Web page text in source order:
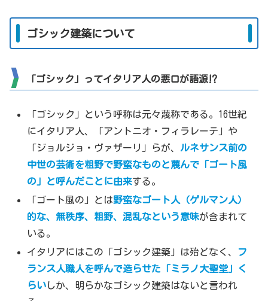
ゴシック建築について
「ゴシック」ってイタリア人の悪口が語源⁉
「ゴシック」という呼称は元々蔑称である。16世紀
にイタリア人、「アントニオ・フィラレーテ」や
「ジョルジョ・ヴァザーリ」らが、 ルネサンス前の
中世の芸術を粗野で野蛮なものと蔑んで「ゴート風
の」と呼んだことに由来する。
「ゴート風の」とは野蛮なゴート人（ゲルマン人）
的な、無秩序、粗野、混乱なという意味が含まれて
いる。
イタリアにはこの「ゴシック建築」は殆どなく、
フ
ランス人職人を呼んで造らせた「ミラノ大聖堂」く
らいしか、明らかなゴシック建築はないと言われ